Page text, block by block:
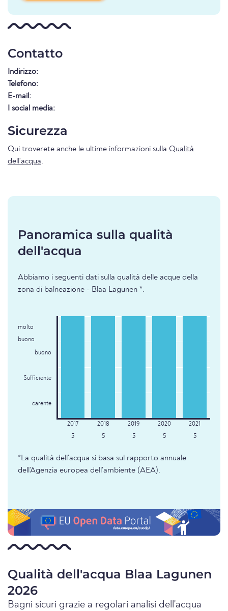
Contatto
Indirizzo:
Telefono:
E-mail:
I social media:
Sicurezza
Qui troverete anche le ultime informazioni sulla Qualità
dell'acqua.
Panoramica sulla qualità
dell'acqua
Abbiamo i seguenti dati sulla qualità delle acque della
zona di balneazione - Blaa Lagunen *.
molto
buono
buono
Sufficiente
carente
5 5 5 5 5
*La qualità dell'acqua si basa sul rapporto annuale
dell'Agenzia europea dell'ambiente (AEA).
Qualità dell'acqua Blaa Lagunen
2026
Bagni sicuri grazie a regolari analisi dell'acqua